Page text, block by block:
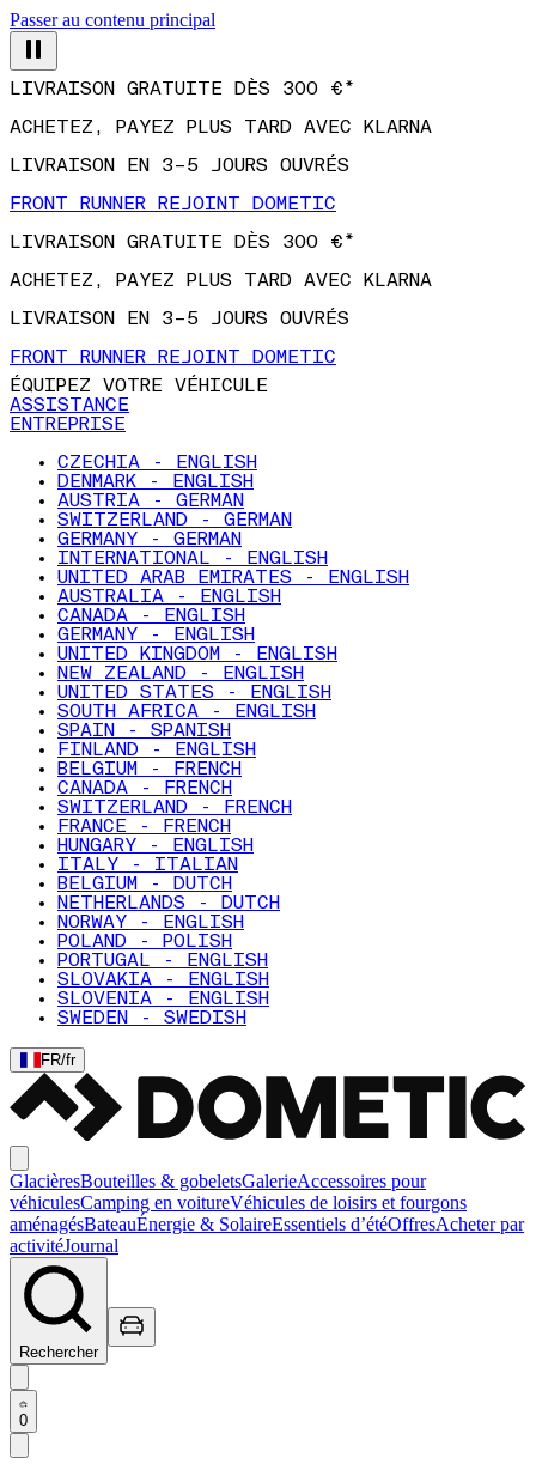
Passer au contenu principal
LIVRAISON GRATUITE DÈS 300 €*
ACHETEZ, PAYEZ PLUS TARD AVEC KLARNA
LIVRAISON EN 3–5 JOURS OUVRÉS
FRONT RUNNER REJOINT DOMETIC
LIVRAISON GRATUITE DÈS 300 €*
ACHETEZ, PAYEZ PLUS TARD AVEC KLARNA
LIVRAISON EN 3–5 JOURS OUVRÉS
FRONT RUNNER REJOINT DOMETIC
ÉQUIPEZ VOTRE VÉHICULE
ASSISTANCE
ENTREPRISE
CZECHIA - ENGLISH
DENMARK - ENGLISH
AUSTRIA - GERMAN
SWITZERLAND - GERMAN
GERMANY - GERMAN
INTERNATIONAL - ENGLISH
UNITED ARAB EMIRATES - ENGLISH
AUSTRALIA - ENGLISH
CANADA - ENGLISH
GERMANY - ENGLISH
UNITED KINGDOM - ENGLISH
NEW ZEALAND - ENGLISH
UNITED STATES - ENGLISH
SOUTH AFRICA - ENGLISH
SPAIN - SPANISH
FINLAND - ENGLISH
BELGIUM - FRENCH
CANADA - FRENCH
SWITZERLAND - FRENCH
FRANCE - FRENCH
HUNGARY - ENGLISH
ITALY - ITALIAN
BELGIUM - DUTCH
NETHERLANDS - DUTCH
NORWAY - ENGLISH
POLAND - POLISH
PORTUGAL - ENGLISH
SLOVAKIA - ENGLISH
SLOVENIA - ENGLISH
SWEDEN - SWEDISH
FR/fr
GlacièresBouteilles & gobeletsGalerieAccessoires pour
véhiculesCamping en voitureVéhicules de loisirs et fourgons
aménagésBateauÉnergie & SolaireEssentiels d’étéOffresAcheter par
activitéJournal
Rechercher
0